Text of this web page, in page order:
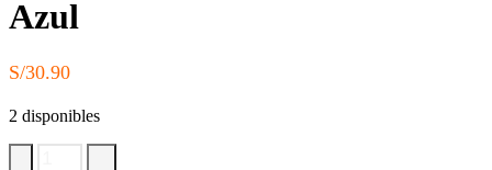
Azul
S/30.90
2 disponibles